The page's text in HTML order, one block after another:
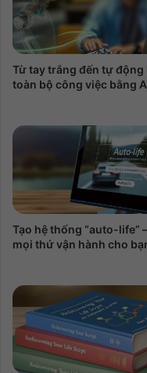
Từ tay trắng đến tự động
toàn bộ công việc bằng
Tạo hệ thống “auto-life” –
mọi thứ vận hành cho